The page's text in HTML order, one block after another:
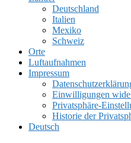
Deutschland
Italien
Mexiko
Schweiz
Orte
Luftaufnahmen
Impressum
Einwilligungen
Privatsphäre-
Historie der
Deutsch